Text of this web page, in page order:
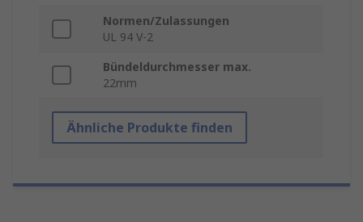
Normen/Zulassungen
UL 94 V-2
Bündeldurchmesser max.
22mm
Ähnliche Produkte finden